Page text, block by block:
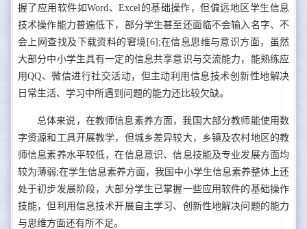
握了应用软件如Word、Excel的基础操作，但偏远地区学生信息
技术操作能力普遍低下，部分学生甚至还面临不会输入名字、不
会上网查找及下载资料的窘境[6];在信息思维与意识方面，虽然
大部分中小学生具有一定的信息共享意识与交流能力，能熟练应
用QQ、微信进行社交活动，但主动利用信息技术创新性地解决
日常生活、学习中所遇到问题的能力还比较欠缺。
总体来说，在教师信息素养方面，我国大部分教师能使用数
字资源和工具开展教学，但城乡差异较大，乡镇及农村地区的教
师信息素养水平较低，在信息意识、信息技能及专业发展方面均
较为薄弱;在学生信息素养方面，我国中小学生信息素养整体上还
处于初步发展阶段，大部分学生已掌握一些应用软件的基础操作
技能，但利用信息技术开展自主学习、创新性地解决问题的能力
与思维方面还有所不足。